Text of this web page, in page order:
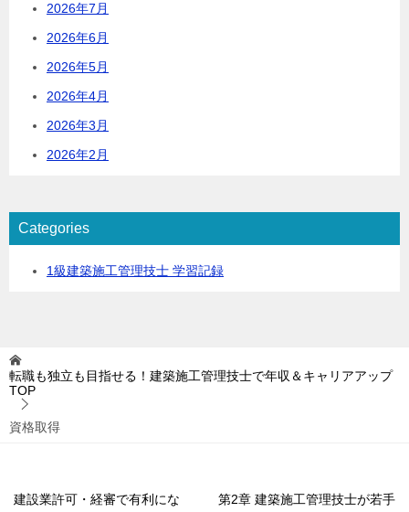
2026年7月
2026年6月
2026年5月
2026年4月
2026年3月
2026年2月
Categories
1級建築施工管理技士 学習記録
転職も独立も目指せる！建築施工管理技士で年収＆キャリアアップ
TOP
資格取得
建設業許可・経審で有利にな 第2章 建築施工管理技士が若手